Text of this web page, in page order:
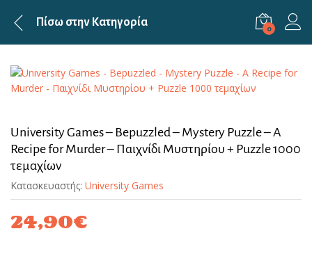
Πίσω στην Κατηγορία 0
University Games – Bepuzzled – Mystery Puzzle – A
Recipe for Murder – Παιχνίδι Μυστηρίου + Puzzle 1000
τεμαχίων
Κατασκευαστής: University Games
24,90€